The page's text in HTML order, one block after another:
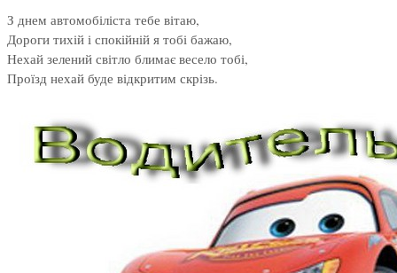
З днем автомобіліста тебе вітаю,
Дороги тихій і спокійній я тобі бажаю,
Нехай зелений світло блимає весело тобі,
Проїзд нехай буде відкритим скрізь.